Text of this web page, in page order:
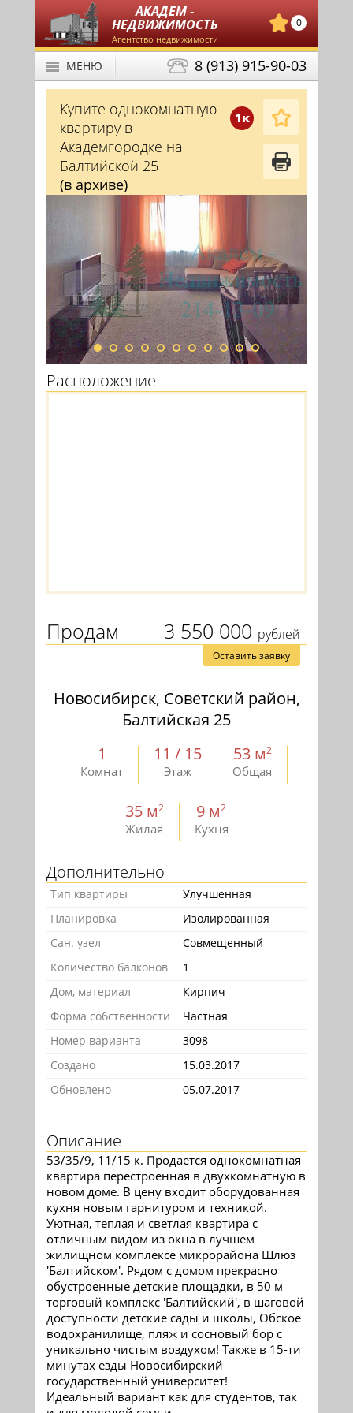
АКАДЕМ -
НЕДВИЖИМОСТЬ
Агентство недвижимости
0
8 (913) 915-90-03
МЕНЮ
1к
Купите однокомнатную
квартиру в
Академгородке на
Балтийской 25
(в архиве)
Расположение
3 550 000 рублей
Продам
Оставить заявку
Новосибирск, Советский район,
Балтийская 25
1
Комнат
11 / 15
Этаж
53 м2
Общая
35 м2
Жилая
9 м2
Кухня
Дополнительно
Тип квартиры
Улучшенная
Планировка
Изолированная
Сан. узел
Совмещенный
Количество балконов
1
Дом, материал
Кирпич
Форма собственности
Частная
Номер варианта
3098
Создано
15.03.2017
Обновлено
05.07.2017
Описание
53/35/9, 11/15 к. Продается однокомнатная
квартира перестроенная в двухкомнатную в
новом доме. В цену входит оборудованная
кухня новым гарнитуром и техникой.
Уютная, теплая и светлая квартира с
отличным видом из окна в лучшем
жилищном комплексе микрорайона Шлюз
'Балтийском'. Рядом с домом прекрасно
обустроенные детские площадки, в 50 м
торговый комплекс 'Балтийский', в шаговой
доступности детские сады и школы, Обское
водохранилище, пляж и сосновый бор с
уникально чистым воздухом! Также в 15-ти
минутах езды Новосибирский
государственный университет!
Идеальный вариант как для студентов, так